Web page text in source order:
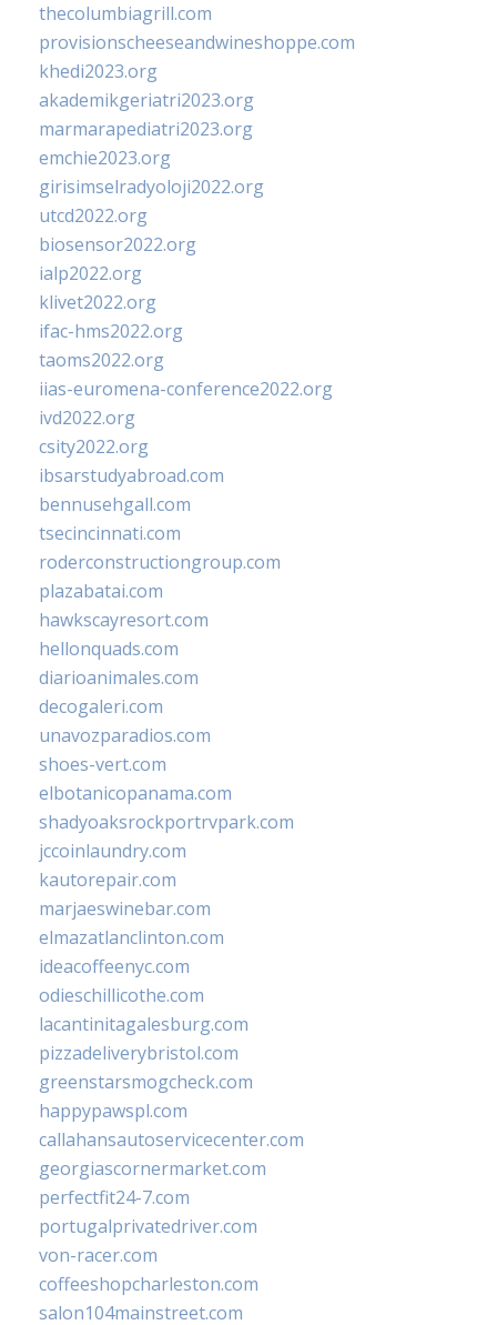
thecolumbiagrill.com
provisionscheeseandwineshoppe.com
khedi2023.org
akademikgeriatri2023.org
marmarapediatri2023.org
emchie2023.org
girisimselradyoloji2022.org
utcd2022.org
biosensor2022.org
ialp2022.org
klivet2022.org
ifac-hms2022.org
taoms2022.org
iias-euromena-conference2022.org
ivd2022.org
csity2022.org
ibsarstudyabroad.com
bennusehgall.com
tsecincinnati.com
roderconstructiongroup.com
plazabatai.com
hawkscayresort.com
hellonquads.com
diarioanimales.com
decogaleri.com
unavozparadios.com
shoes-vert.com
elbotanicopanama.com
shadyoaksrockportrvpark.com
jccoinlaundry.com
kautorepair.com
marjaeswinebar.com
elmazatlanclinton.com
ideacoffeenyc.com
odieschillicothe.com
lacantinitagalesburg.com
pizzadeliverybristol.com
greenstarsmogcheck.com
happypawspl.com
callahansautoservicecenter.com
georgiascornermarket.com
perfectfit24-7.com
portugalprivatedriver.com
von-racer.com
coffeeshopcharleston.com
salon104mainstreet.com